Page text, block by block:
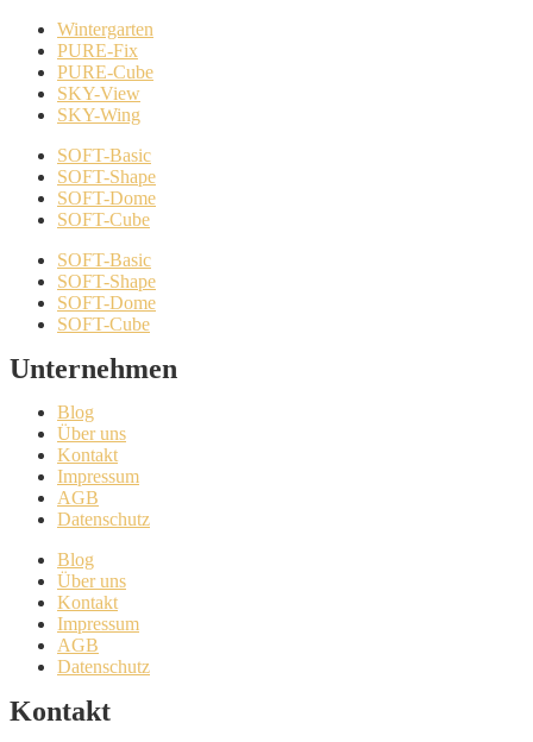
Wintergarten
PURE-Fix
PURE-Cube
SKY-View
SKY-Wing
SOFT-Basic
SOFT-Shape
SOFT-Dome
SOFT-Cube
SOFT-Basic
SOFT-Shape
SOFT-Dome
SOFT-Cube
Unternehmen
Blog
Über uns
Kontakt
Impressum
AGB
Datenschutz
Blog
Über uns
Kontakt
Impressum
AGB
Datenschutz
Kontakt